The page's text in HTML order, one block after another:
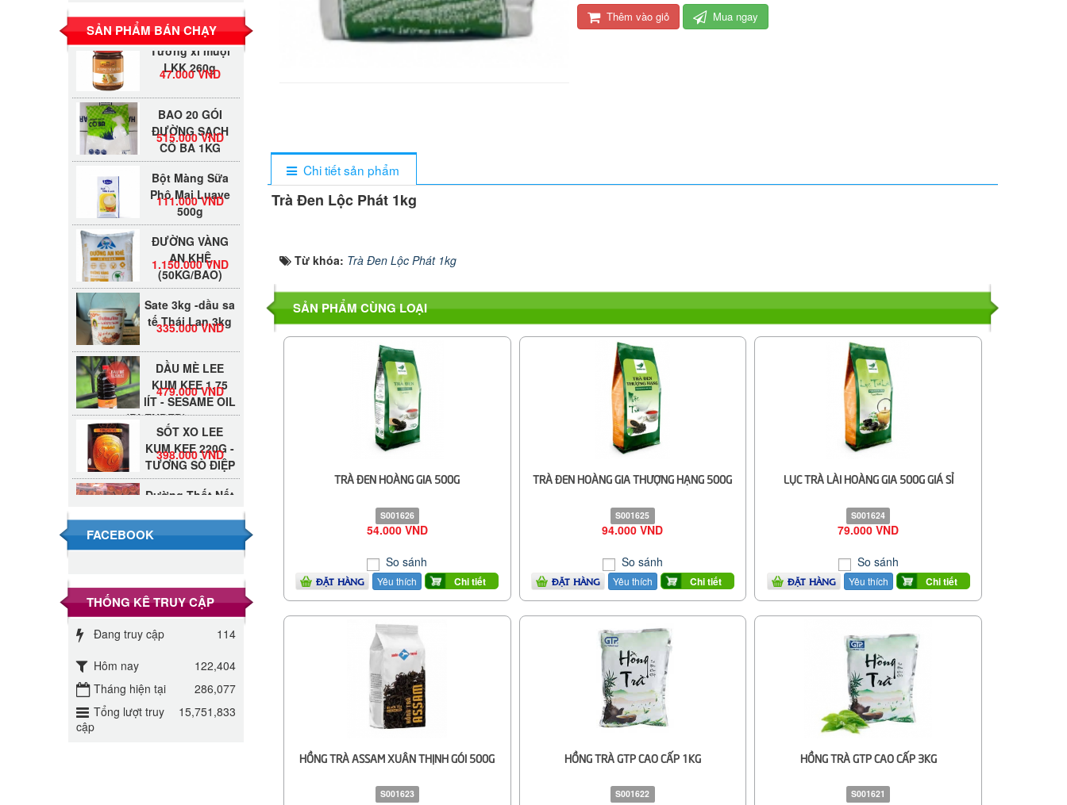
Thêm vào giỏ Mua ngay
Chi tiết sản phẩm
Trà Đen Lộc Phát 1kg
Từ khóa: Trà Đen Lộc Phát 1kg
SẢN PHẨM CÙNG LOẠI
TRÀ ĐEN HOÀNG GIA 500G
S001626
54.000 VND
So sánh
ĐẶT HÀNG Yêu thích Chi tiết
TRÀ ĐEN HOÀNG GIA THƯỢNG HẠNG 500G
S001625
94.000 VND
So sánh
ĐẶT HÀNG Yêu thích Chi tiết
LỤC TRÀ LÀI HOÀNG GIA 500G GIÁ SỈ
S001624
79.000 VND
So sánh
ĐẶT HÀNG Yêu thích Chi tiết
HỒNG TRÀ ASSAM XUÂN THỊNH GÓI 500G
S001623
HỒNG TRÀ GTP CAO CẤP 1KG
S001622
HỒNG TRÀ GTP CAO CẤP 3KG
S001621
SẢN PHẨM BÁN CHẠY
Tương xí muội
LKK 260g
47.000 VND
BAO 20 GÓI
ĐƯỜNG SẠCH
CÔ BA 1KG
515.000 VND
Phô Mai Luave
500g
111.000 VND
ĐƯỜNG VÀNG
AN KHÊ
(50KG/BAO)
1.150.000 VND
tế Thái Lan 3kg
335.000 VND
DẦU MÈ LEE
KUM KEE 1.75
lÍT - SESAME OIL
(BLENDED)
479.000 VND
SỐT XO LEE
KUM KEE 220G -
TƯƠNG SÒ ĐIỆP
398.000 VND
Đường Thốt Nốt
Đường phèn hạt
Đường phèn
Long An bao
295.000 VND
Đường mía thiên
nhiên Biên Hòa
gói 1kg
32.000 VND
FACEBOOK
THỐNG KÊ TRUY CẬP
Đang truy cập
114
Hôm nay
122,404
Tháng hiện tại
286,077
Tổng lượt truy
cập
15,751,833